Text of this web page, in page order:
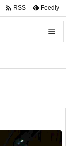


 RSS Feedly